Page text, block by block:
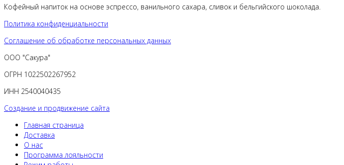
Кофейный напиток на основе эспрессо, ванильного сахара, сливок и бельгийского шоколада.
Политика конфиденциальности
Соглашение об обработке персональных данных
ООО "Сакура"
ОГРН 1022502267952
ИНН 2540040435
Создание и продвижение сайта
Главная страница
Доставка
О нас
Программа лояльности